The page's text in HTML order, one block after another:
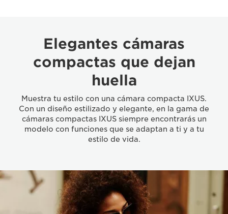
Elegantes cámaras
compactas que dejan
huella
Muestra tu estilo con una cámara compacta IXUS.
Con un diseño estilizado y elegante, en la gama de
cámaras compactas IXUS siempre encontrarás un
modelo con funciones que se adaptan a ti y a tu
estilo de vida.